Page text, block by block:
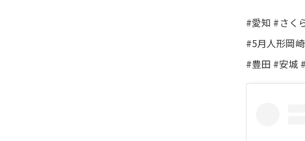
#愛知 #さく
#5月人形岡
#豊田 #安城